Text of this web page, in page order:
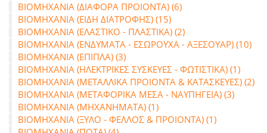
ΒΙΟΜΗΧΑΝΙΑ (ΔΙΑΦΟΡΑ ΠΡΟΙΟΝΤΑ) (6)
ΒΙΟΜΗΧΑΝΙΑ (ΕΙΔΗ ΔΙΑΤΡΟΦΗΣ) (15)
ΒΙΟΜΗΧΑΝΙΑ (ΕΛΑΣΤΙΚΟ - ΠΛΑΣΤΙΚΑ) (2)
ΒΙΟΜΗΧΑΝΙΑ (ΕΝΔΥΜΑΤΑ - ΕΣΩΡΟΥΧΑ - ΑΞΕΣΟΥΑΡ) (10)
ΒΙΟΜΗΧΑΝΙΑ (ΕΠΙΠΛΑ) (3)
ΒΙΟΜΗΧΑΝΙΑ (ΗΛΕΚΤΡΙΚΕΣ ΣΥΣΚΕΥΕΣ - ΦΩΤΙΣΤΙΚΑ) (1)
ΒΙΟΜΗΧΑΝΙΑ (ΜΕΤΑΛΛΙΚΑ ΠΡΟΙΟΝΤΑ & ΚΑΤΑΣΚΕΥΕΣ) (2)
ΒΙΟΜΗΧΑΝΙΑ (ΜΕΤΑΦΟΡΙΚΑ ΜΕΣΑ - ΝΑΥΠΗΓΕΙΑ) (3)
ΒΙΟΜΗΧΑΝΙΑ (ΜΗΧΑΝΗΜΑΤΑ) (1)
ΒΙΟΜΗΧΑΝΙΑ (ΞΥΛΟ - ΦΕΛΛΟΣ & ΠΡΟΙΟΝΤΑ) (1)